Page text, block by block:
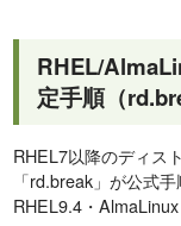
RHEL/
定手順（
RHEL7以降のディス
「rd.break」が公式手
RHEL9.4・